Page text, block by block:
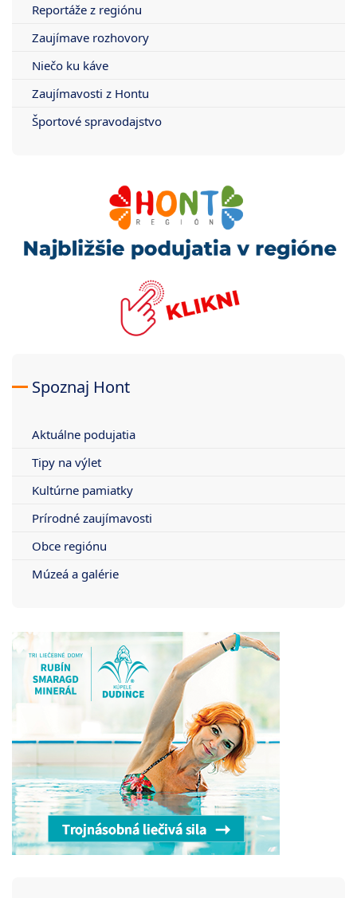
Reportáže z regiónu
Zaujímave rozhovory
Niečo ku káve
Zaujímavosti z Hontu
Športové spravodajstvo
Spoznaj Hont
Aktuálne podujatia
Tipy na výlet
Kultúrne pamiatky
Prírodné zaujímavosti
Obce regiónu
Múzeá a galérie